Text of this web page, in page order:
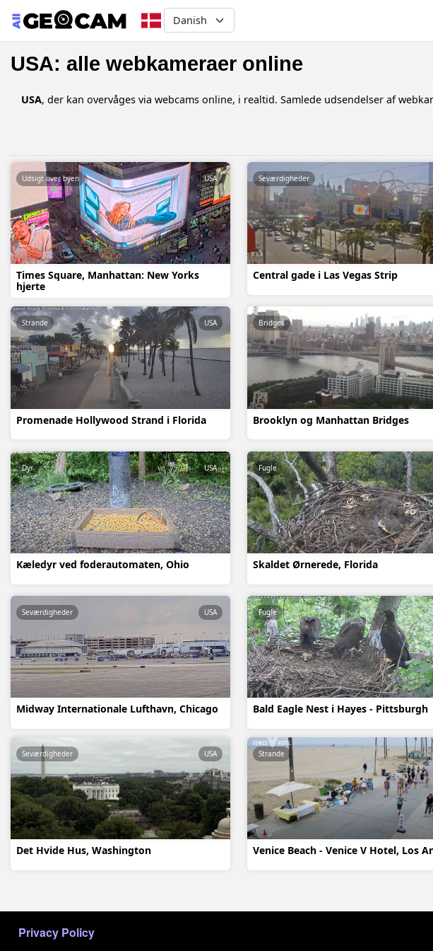
Select your language
USA: alle webkameraer online
USA, der kan overvåges via webcams online, i realtid. Samlede udsendelser af
Times Square, Manhattan: New Yorks
hjerte
Udsigt over byen USA
Central gade i Las Vegas Strip
Seværdigheder
Promenade Hollywood Strand i Florida
Strande USA
Brooklyn og Manhattan Bridges
Bridges
Kæledyr ved foderautomaten, Ohio
Dyr USA
Skaldet Ørnerede, Florida
Fugle
Midway Internationale Lufthavn, Chicago
Seværdigheder USA
Bald Eagle Nest i Hayes - Pittsburgh
Fugle
Det Hvide Hus, Washington
Seværdigheder USA
Venice Beach - Venice V Hotel, Los
Strande
Privacy Policy